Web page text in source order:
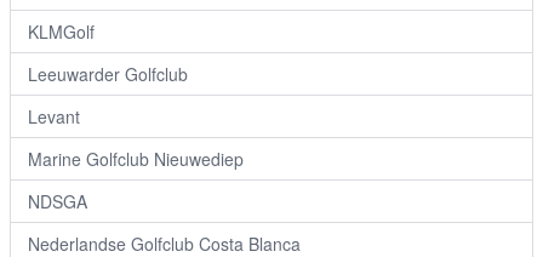
KLMGolf
Leeuwarder Golfclub
Levant
Marine Golfclub Nieuwediep
NDSGA
Nederlandse Golfclub Costa Blanca